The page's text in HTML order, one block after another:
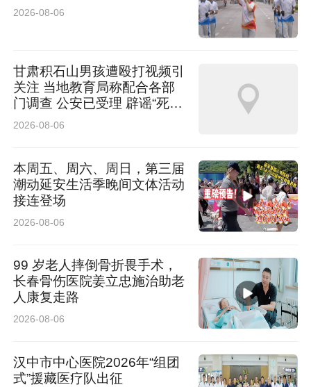
2026-08-06
甘肃积石山男孩遭殴打视频引
关注 当地教育局称配合各部
门调查 公安已受理 辟谣“死
亡”传言
2026-08-06
本周五、周六、周日，第三届
潮动延安生活季晚间文体活动
接连登场
2026-08-06
99 岁老人摔倒骨折畏手术，
长春骨伤医院姜立忠施治助老
人康复走路
2026-08-06
汉中市中心医院2026年“组团
式”援藏医疗队出征